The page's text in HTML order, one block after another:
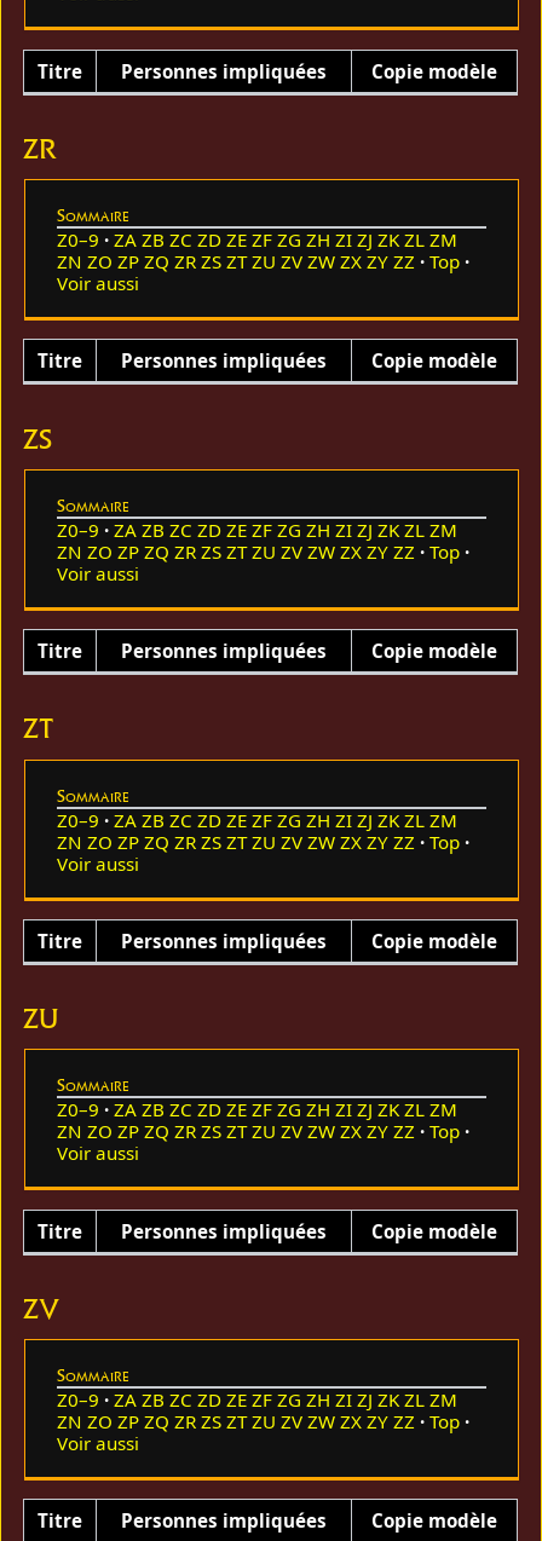
Titre Personnes impliquées Copie modèle
ZR
Sommaire
Z0–9 ZA ZB ZC ZD ZE ZF ZG ZH ZI ZJ ZK ZL ZM
ZN ZO ZP ZQ ZR ZS ZT ZU ZV ZW ZX ZY ZZ
Top
Voir aussi
Titre Personnes impliquées Copie modèle
ZS
Sommaire
Z0–9 ZA ZB ZC ZD ZE ZF ZG ZH ZI ZJ ZK ZL ZM
ZN ZO ZP ZQ ZR ZS ZT ZU ZV ZW ZX ZY ZZ
Top
Voir aussi
Titre Personnes impliquées Copie modèle
ZT
Sommaire
Z0–9 ZA ZB ZC ZD ZE ZF ZG ZH ZI ZJ ZK ZL ZM
ZN ZO ZP ZQ ZR ZS ZT ZU ZV ZW ZX ZY ZZ
Top
Voir aussi
Titre Personnes impliquées Copie modèle
ZU
Sommaire
Z0–9 ZA ZB ZC ZD ZE ZF ZG ZH ZI ZJ ZK ZL ZM
ZN ZO ZP ZQ ZR ZS ZT ZU ZV ZW ZX ZY ZZ
Top
Voir aussi
Titre Personnes impliquées Copie modèle
ZV
Sommaire
Z0–9 ZA ZB ZC ZD ZE ZF ZG ZH ZI ZJ ZK ZL ZM
ZN ZO ZP ZQ ZR ZS ZT ZU ZV ZW ZX ZY ZZ
Top
Voir aussi
Titre Personnes impliquées Copie modèle